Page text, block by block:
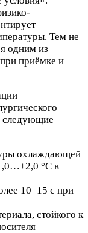
Тем не
одним из
приёмке и
следующие
охлаждающей
°C в
10–15 с при
стойкого к